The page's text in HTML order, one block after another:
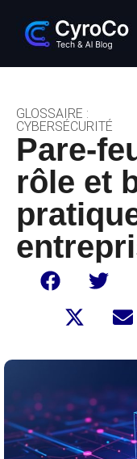
GLOSSAIRE :
CYBERSÉCURITÉ
Pare-
rôle et